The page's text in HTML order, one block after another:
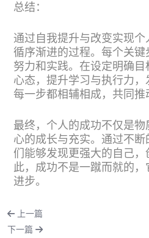
总结：
通过自我提升与改变实现
循序渐进的过程。每个关
努力和实践。在设定明确
心态，提升学习与执行力，
每一步都相辅相成，共同推
最终，个人的成功不仅是物
心的成长与充实。通过不
们能够发现更强大的自己，
此，成功不是一蹴而就的
进步。
上一篇
下一篇